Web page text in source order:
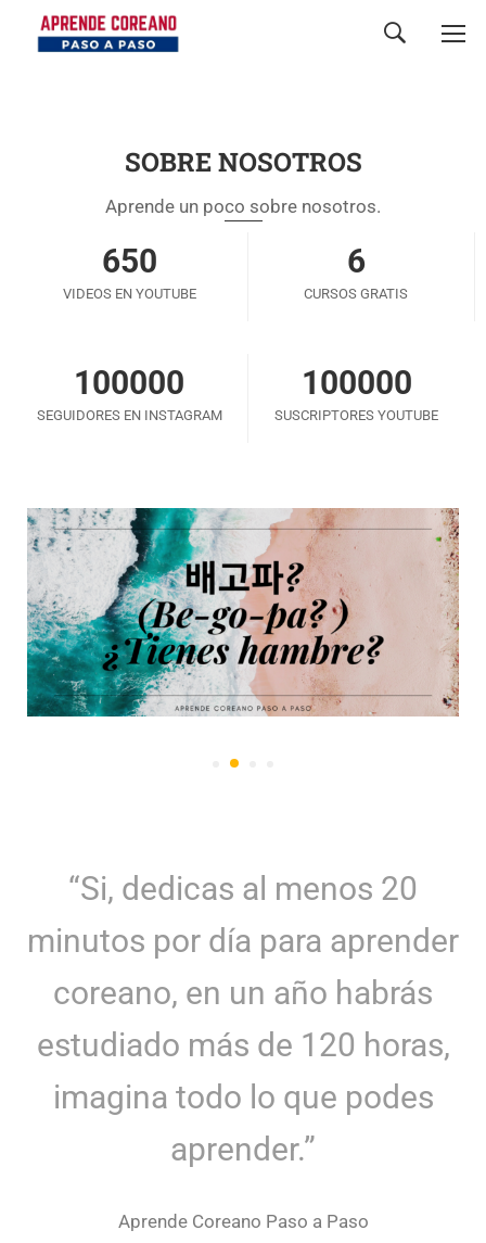
SOBRE NOSOTROS
Aprende un poco sobre nosotros.
650
VIDEOS EN YOUTUBE
6
CURSOS GRATIS
100000
SEGUIDORES EN INSTAGRAM
100000
SUSCRIPTORES YOUTUBE
“Si, dedicas al menos 20
minutos por día para aprender
coreano, en un año habrás
estudiado más de 120 horas,
imagina todo lo que podes
aprender.”
Aprende Coreano Paso a Paso